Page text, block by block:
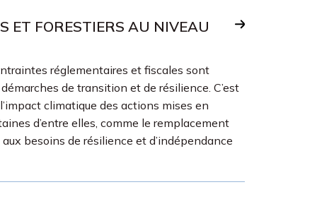
ET FORESTIERS AU NIVEAU
réglementaires et fiscales sont
de transition et de résilience. C’est
climatique des actions mises en
d’entre elles, comme le remplacement
besoins de résilience et d’indépendance